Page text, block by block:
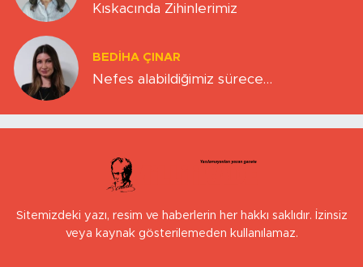
Kıskacında Zihinlerimiz
BEDIHA ÇINAR
Nefes alabildiğimiz sürece…
Sitemizdeki yazı, resim ve haberlerin her hakkı saklıdır. İzinsiz
veya kaynak gösterilemeden kullanılamaz.